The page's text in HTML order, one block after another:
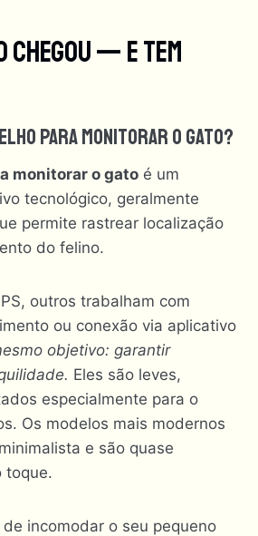
— E Tem
Para Monitorar O Gato?
monitorar o gato é um
tecnológico, geralmente
permite rastrear localização
do felino.
outros trabalham com
ou conexão via aplicativo
objetivo: garantir
Eles são leves,
especialmente para o
Os modelos mais modernos
e são quase
toque.
de incomodar o seu pequeno